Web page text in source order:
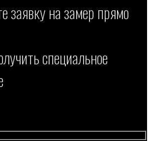
заявку на замер прямо
специальное